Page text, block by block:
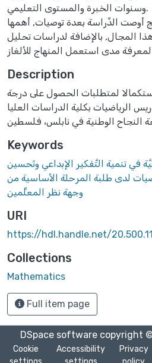
وسنوات الخبرة والمستوى التعليمي.
أوصت الدِّراسة بعدة توصيات, أهمها
المجال, بالإضافة لدراسات تحليل
Description
لمتطلبات الحصول على درجة
الرياضيات بكلية الدراسات العليا
Keywords
في تنمية التَّفكير الإبداعي وتَحسين
لدى طلبة المرحلة الأساسية من
وجهة نظر المعلِّمين
URI
https://hdl.handle.net/
Collections
Mathematics
Full item page
DSpace softwarecopyright
Cookie
Accessibility
Privacy